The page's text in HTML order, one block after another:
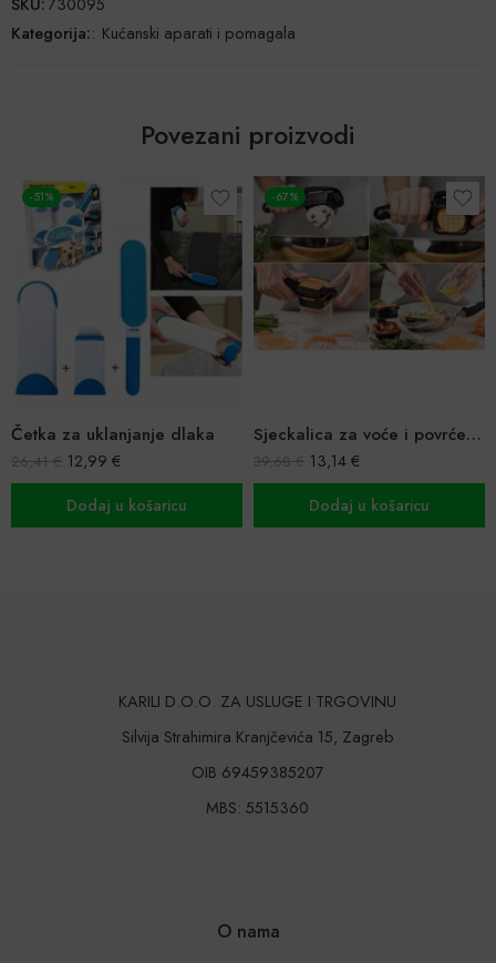
Kategorija:: Kućanski aparati i pomagala
Povezani proizvodi
dlaka
€
u košaricu
-67%
Sjeckalica za voće i povrće Nicer Dicer Quick
€
Dodaj u košaricu
-19%
Aparat za
KARILI D.O.O. ZA USLUGE I TRGOVINU
Silvija Strahimira Kranjčevića 15, Zagreb
OIB 69459385207
MBS: 5515360
O nama